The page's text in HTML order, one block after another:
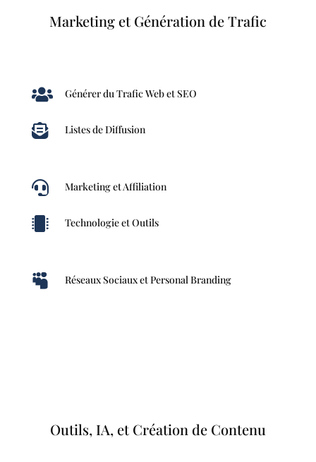
Marketing et Génération de Trafic
 Générer du Trafic Web et SEO
 Listes de Diffusion
 Marketing et Affiliation
 Technologie et Outils
 Réseaux Sociaux et Personal Branding
Outils, IA, et Création de Contenu